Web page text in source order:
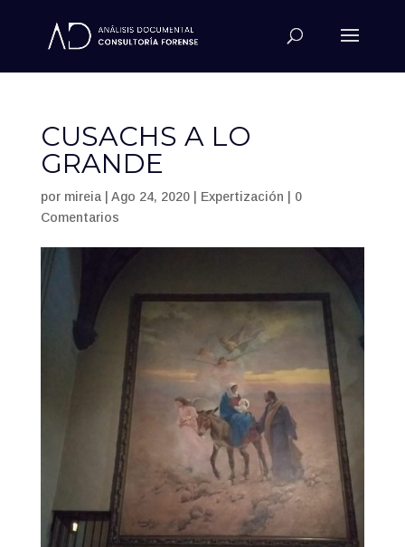
CUSACHS A LO
GRANDE
por mireia| Ago 24, 2020| Expertización
0
Comentarios